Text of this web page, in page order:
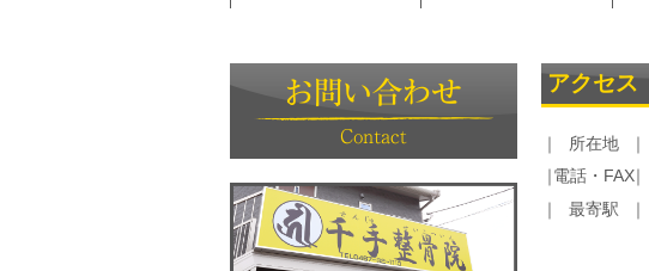
アクセス
所在地
電話・FAX
最寄駅